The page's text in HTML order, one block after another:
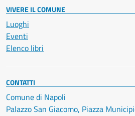
VIVERE IL COMUNE
Luoghi
Eventi
Elenco libri
CONTATTI
Comune di Napoli
Palazzo San Giacomo, Piazza